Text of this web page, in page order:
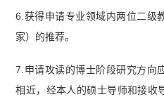
6.获得申请专业领域内两位二级
家）的推荐。
7.申请攻读的博士阶段研究方向
相近，经本人的硕士导师和接收